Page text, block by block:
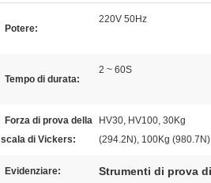
Potere:
220V 50Hz
Tempo di durata:
2 ~ 60S
Forza di prova della
scala di Vickers:
HV30, HV100, 30Kg
(294.2N), 100Kg (980.7N)
Evidenziare: Strumenti di prova